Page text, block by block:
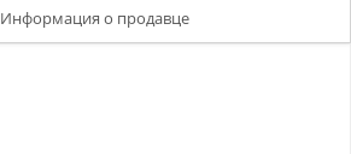
Информация о продавце